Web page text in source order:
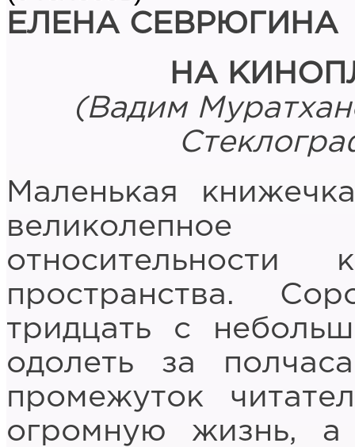
ЕЛЕНА СЕВРЮГИНА
НА
(Вадим
Маленькая
пространства.
тридцать с
одолеть за
промежуток
огромную жизнь, а